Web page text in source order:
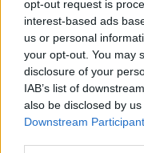
opt-out request is
interest-based ads
us or personal
your opt-out. You may
disclosure of your
IAB’s list of
also be disclosed by
Downstream
GOSSIP -
Αθηνά
Μπόρα Μπόρα
ΚΟΣΜΟΣ